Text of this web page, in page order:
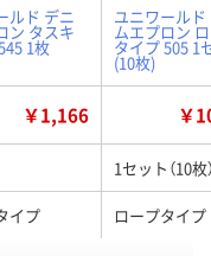
ルド デニ
ン タスキ
1枚
ユニワールド
ムエプロン
タイプ 505 1
(10枚)
￥1,166 ￥
1セット（10枚
イプ ロープタイプ